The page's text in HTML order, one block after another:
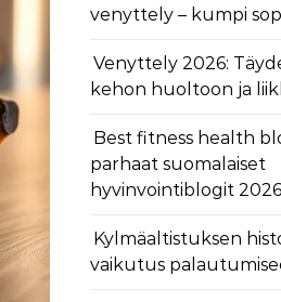
venyttely – kumpi
Venyttely 2026:
kehon huoltoon ja
Best fitness health
parhaat suomalaiset
hyvinvointiblogit 2026
Kylmäaltistuksen
vaikutus